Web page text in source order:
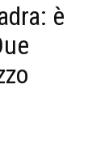
è